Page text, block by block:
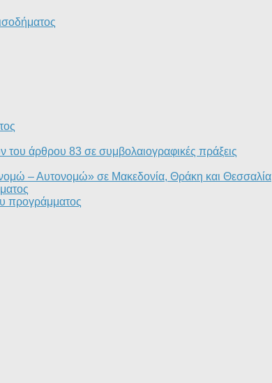
άρθρου 83 σε συμβολαιογραφικές πράξεις
– Αυτονομώ» σε Μακεδονία, Θράκη και Θεσσαλία
προγράμματος